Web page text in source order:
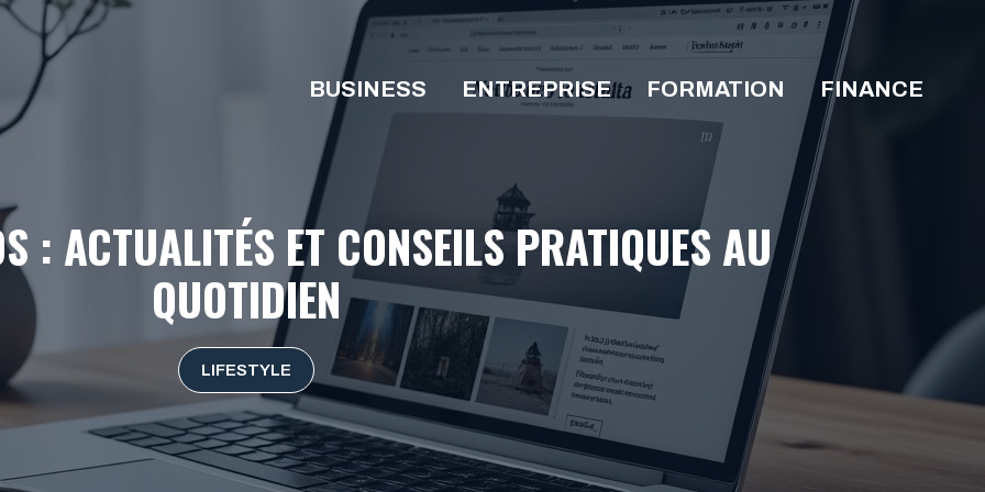
BUSINESS ENTREPRISE FORMATION FINANCE
: ACTUALITÉS ET CONSEILS PRATIQUES AU
QUOTIDIEN
LIFESTYLE